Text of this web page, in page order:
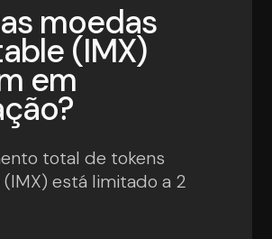
moedas
(IMX)
em
total de tokens
está limitado a 2